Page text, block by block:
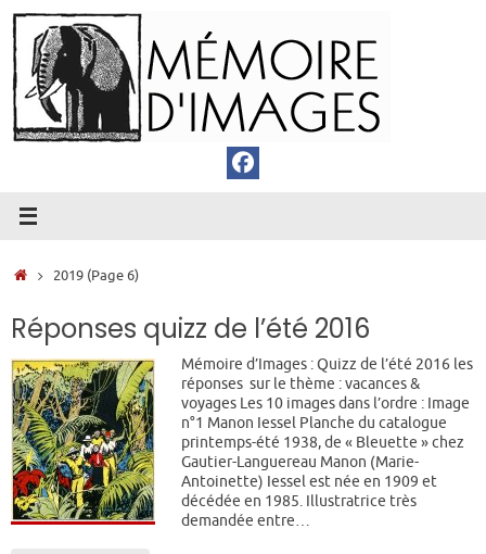
Passer
au
contenu
Accueil
2019 (Page 6)
Réponses quizz de l’été 2016
Mémoire d’Images : Quizz de l’été 2016 les
réponses sur le thème : vacances &
voyages Les 10 images dans l’ordre : Image
n°1 Manon Iessel Planche du catalogue
printemps-été 1938, de « Bleuette » chez
Gautier-Languereau Manon (Marie-
Antoinette) Iessel est née en 1909 et
décédée en 1985. Illustratrice très
demandée entre…